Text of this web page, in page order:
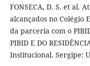
FONSECA, D. S. et al.
alcançados no Colégio
da parceria com o
PIBID E DO
Institucional. Sergipe: